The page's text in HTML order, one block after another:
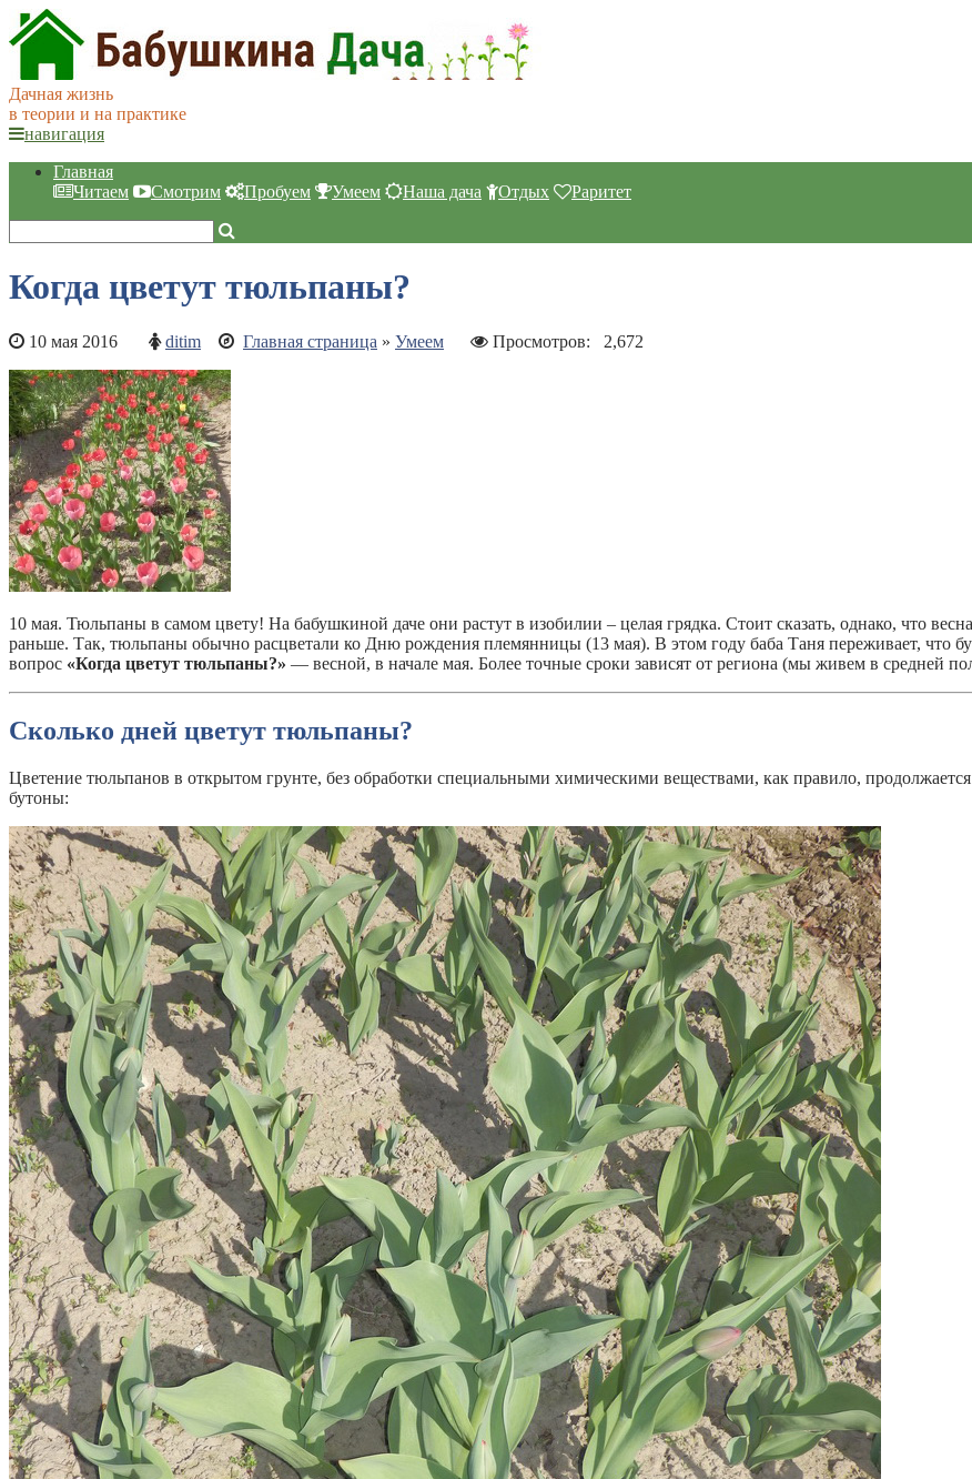
Дачная жизнь
в теории и на практике
навигация
Главная
Читаем
Смотрим Пробуем Умеем Наша дача Отдых Раритет
Когда цветут тюльпаны?
10 мая 2016 ditim Главная страница » Умеем Просмотров: 2,672
10 мая. Тюльпаны в самом цвету! На бабушкиной даче они растут в изобилии – целая грядка. Стоит сказать, однако, что
раньше. Так, тюльпаны обычно расцветали ко Дню рождения племянницы (13 мая). В этом году баба Таня переживает, что
вопрос «Когда цветут тюльпаны?» — весной, в начале мая. Более точные сроки зависят от региона (мы живем в средней
Сколько дней цветут тюльпаны?
Цветение тюльпанов в открытом грунте, без обработки специальными химическими веществами, как правило,
бутоны: